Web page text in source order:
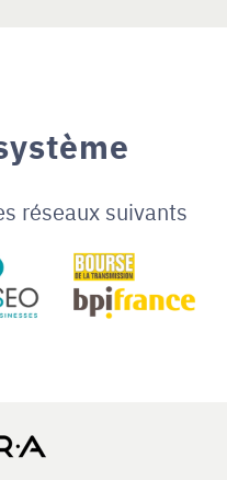
réseaux suivants